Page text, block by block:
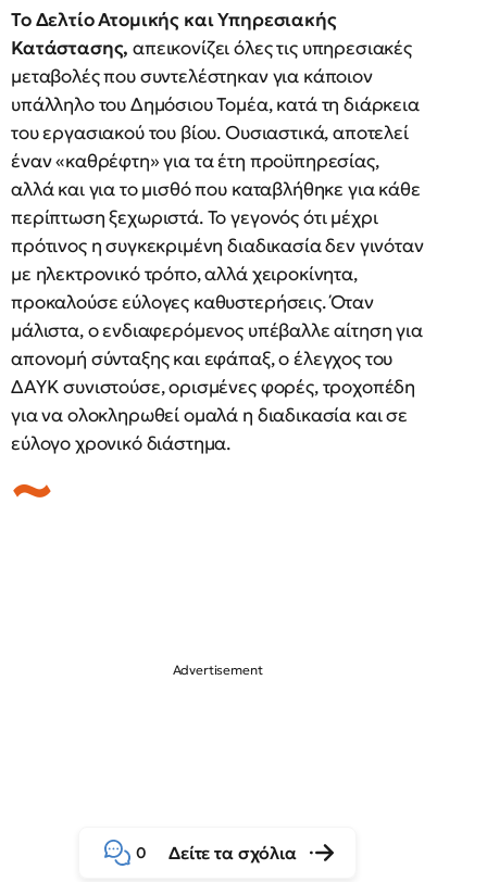
Το Δελτίο Ατομικής και Υπηρεσιακής
Κατάστασης, απεικονίζει όλες τις υπηρεσιακές
μεταβολές που συντελέστηκαν για κάποιον
υπάλληλο του Δημόσιου Τομέα, κατά τη διάρκεια
του εργασιακού του βίου. Ουσιαστικά, αποτελεί
έναν «καθρέφτη» για τα έτη προϋπηρεσίας,
αλλά και για το μισθό που καταβλήθηκε για κάθε
περίπτωση ξεχωριστά. Το γεγονός ότι μέχρι
πρότινος η συγκεκριμένη διαδικασία δεν γινόταν
με ηλεκτρονικό τρόπο, αλλά χειροκίνητα,
προκαλούσε εύλογες καθυστερήσεις. Όταν
μάλιστα, ο ενδιαφερόμενος υπέβαλλε αίτηση για
απονομή σύνταξης και εφάπαξ, ο έλεγχος του
ΔΑΥΚ συνιστούσε, ορισμένες φορές, τροχοπέδη
για να ολοκληρωθεί ομαλά η διαδικασία και σε
εύλογο χρονικό διάστημα.
0 Δείτε τα σχόλια